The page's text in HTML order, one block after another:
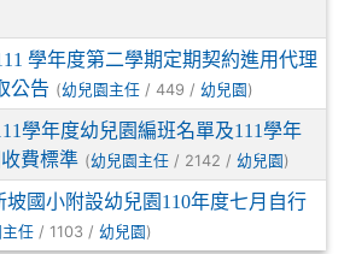
學年度第二學期定期契約進用代理
公告 (幼兒園主任 / 449 / 幼兒園 )
學年度幼兒園編班名單及111學年
費標準 (幼兒園主任 / 2142 / 幼兒園 )
坡國小附設幼兒園110年度七月自行
任 / 1103 / 幼兒園 )